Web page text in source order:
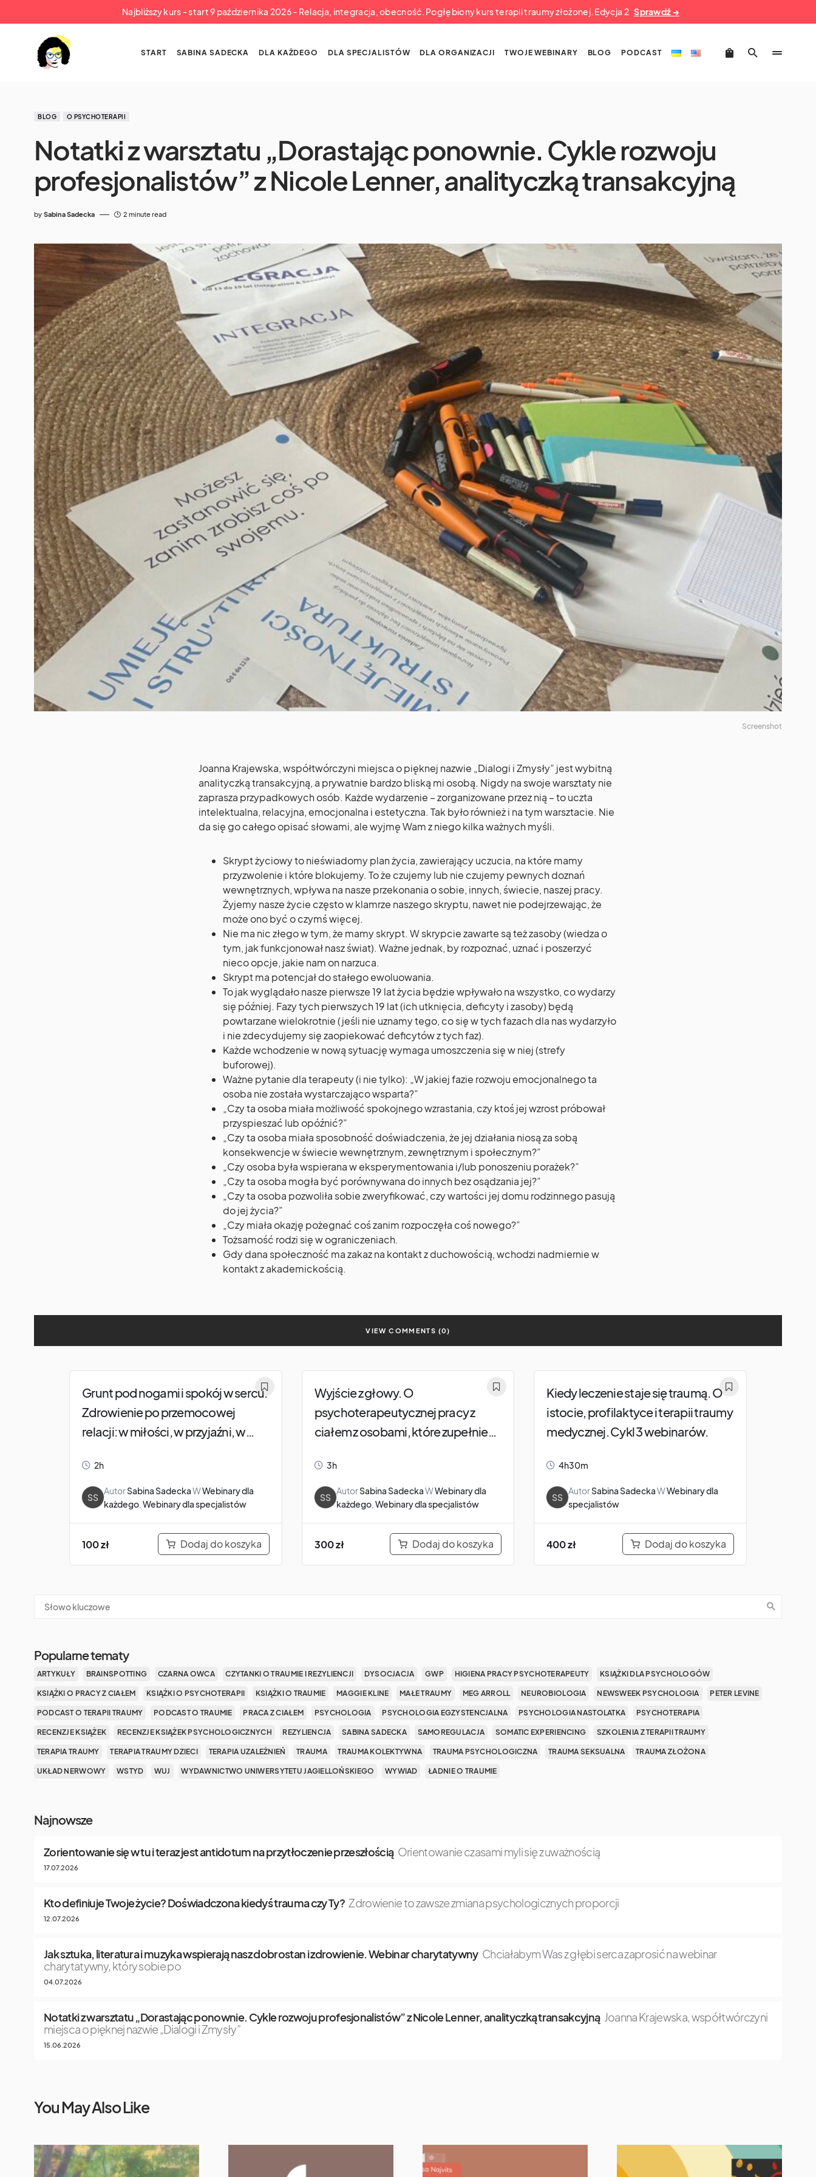
Najbliższy kurs - start 9 października 2026 - Relacja, integracja, obecność. Pogłębiony kurs terapii traumy złożonej. Edycja 2 Sprawdź →
START SABINA SADECKA DLA KAŻDEGO DLA SPECJALISTÓW DLA ORGANIZACJI TWOJE WEBINARY BLOG PODCAST
BLOG O PSYCHOTERAPII
Notatki z warsztatu „Dorastając ponownie. Cykle rozwoju
profesjonalistów” z Nicole Lenner, analityczką transakcyjną
by Sabina Sadecka 2 minute read
Screenshot
Joanna Krajewska, współtwórczyni miejsca o pięknej nazwie „Dialogi i Zmysły” jest wybitną
analityczką transakcyjną, a prywatnie bardzo bliską mi osobą. Nigdy na swoje warsztaty nie
zaprasza przypadkowych osób. Każde wydarzenie – zorganizowane przez nią – to uczta
intelektualna, relacyjna, emocjonalna i estetyczna. Tak było również i na tym warsztacie. Nie
da się go całego opisać słowami, ale wyjmę Wam z niego kilka ważnych myśli.
Skrypt życiowy to nieświadomy plan życia, zawierający uczucia, na które mamy
przyzwolenie i które blokujemy. To że czujemy lub nie czujemy pewnych doznań
wewnętrznych, wpływa na nasze przekonania o sobie, innych, świecie, naszej pracy.
Żyjemy nasze życie często w klamrze naszego skryptu, nawet nie podejrzewając, że
może ono być o czymś więcej.
Nie ma nic złego w tym, że mamy skrypt. W skrypcie zawarte są też zasoby (wiedza o
tym, jak funkcjonował nasz świat). Ważne jednak, by rozpoznać, uznać i poszerzyć
nieco opcje, jakie nam on narzuca.
Skrypt ma potencjał do stałego ewoluowania.
To jak wyglądało nasze pierwsze 19 lat życia będzie wpływało na wszystko, co wydarzy
się później. Fazy tych pierwszych 19 lat (ich utknięcia, deficyty i zasoby) będą
powtarzane wielokrotnie (jeśli nie uznamy tego, co się w tych fazach dla nas wydarzyło
i nie zdecydujemy się zaopiekować deficytów z tych faz).
Każde wchodzenie w nową sytuację wymaga umoszczenia się w niej (strefy
buforowej).
Ważne pytanie dla terapeuty (i nie tylko): „W jakiej fazie rozwoju emocjonalnego ta
osoba nie została wystarczająco wsparta?”
„Czy ta osoba miała możliwość spokojnego wzrastania, czy ktoś jej wzrost próbował
przyspieszać lub opóźnić?”
„Czy ta osoba miała sposobność doświadczenia, że jej działania niosą za sobą
konsekwencje w świecie wewnętrznym, zewnętrznym i społecznym?”
„Czy osoba była wspierana w eksperymentowania i/lub ponoszeniu porażek?”
„Czy ta osoba mogła być porównywana do innych bez osądzania jej?”
„Czy ta osoba pozwoliła sobie zweryfikować, czy wartości jej domu rodzinnego pasują
do jej życia?”
„Czy miała okazję pożegnać coś zanim rozpoczęła coś nowego?”
Tożsamość rodzi się w ograniczeniach.
Gdy dana społeczność ma zakaz na kontakt z duchowością, wchodzi nadmiernie w
kontakt z akademickością.
VIEW COMMENTS (0)
Grunt pod nogami i spokój w sercu.
Zdrowienie po przemocowej
relacji: w miłości, w przyjaźni, w
każdego.
2h
SS
AutorSabina SadeckaWWebinary dla
każdego Webinary dla specjalistów
100zł Dodaj do koszyka
Wyjście z głowy. O
psychoterapeutycznej pracy z
ciałem z osobami, które zupełnie
3h
SS
AutorSabina SadeckaWWebinary dla
każdego, Webinary dla specjalistów
300zł Dodaj do koszyka
Kiedy leczenie staje się traumą. O
istocie, profilaktyce i terapii traumy
medycznej. Cykl 3 webinarów.
4h30m
SS
AutorSabina SadeckaWWebinary dla
specjalistów
400zł Dodaj do koszyka
Popularne tematy
ARTYKUŁY BRAINSPOTTING CZARNA OWCA CZYTANKI O TRAUMIE I REZYLIENCJI DYSOCJACJA GWP HIGIENA PRACY PSYCHOTERAPEUTY KSIĄŻKI DLA PSYCHOLOGÓW
KSIĄŻKI O PRACY Z CIAŁEM KSIĄŻKI O PSYCHOTERAPII KSIĄŻKI O TRAUMIE MAGGIE KLINE MAŁE TRAUMY MEG ARROLL NEUROBIOLOGIA NEWSWEEK PSYCHOLOGIA PETER LEVINE
PODCAST O TERAPII TRAUMY PODCAST O TRAUMIE PRACA Z CIAŁEM PSYCHOLOGIA PSYCHOLOGIA EGZYSTENCJALNA PSYCHOLOGIA NASTOLATKA PSYCHOTERAPIA
RECENZJE KSIĄŻEK RECENZJE KSIĄŻEK PSYCHOLOGICZNYCH REZYLIENCJA SABINA SADECKA SAMOREGULACJA SOMATIC EXPERIENCING SZKOLENIA Z TERAPII TRAUMY
TERAPIA TRAUMY TERAPIA TRAUMY DZIECI TERAPIA UZALEŻNIEŃ TRAUMA TRAUMA KOLEKTYWNA TRAUMA PSYCHOLOGICZNA TRAUMA SEKSUALNA TRAUMA ZŁOŻONA
UKŁAD NERWOWY WSTYD WUJ WYDAWNICTWO UNIWERSYTETU JAGIELLOŃSKIEGO WYWIAD ŁADNIE O TRAUMIE
Najnowsze
Zorientowanie się w tu i teraz jest antidotum na przytłoczenie przeszłością Orientowanie czasami myli się z uważnością
17.07.2026
Kto definiuje Twoje życie? Doświadczona kiedyś trauma czy Ty? Zdrowienie to zawsze zmiana psychologicznych proporcji
12.07.2026
Jak sztuka, literatura i muzyka wspierają nasz dobrostan i zdrowienie. Webinar charytatywny Chciałabym Was z głębi serca zaprosić na webinar
charytatywny, który sobie po
04.07.2026
Notatki z warsztatu „Dorastając ponownie. Cykle rozwoju profesjonalistów” z Nicole Lenner, analityczką transakcyjną Joanna Krajewska, współtwórczyni
miejsca o pięknej nazwie „Dialogi i Zmysły”
15.06.2026
You May Also Like